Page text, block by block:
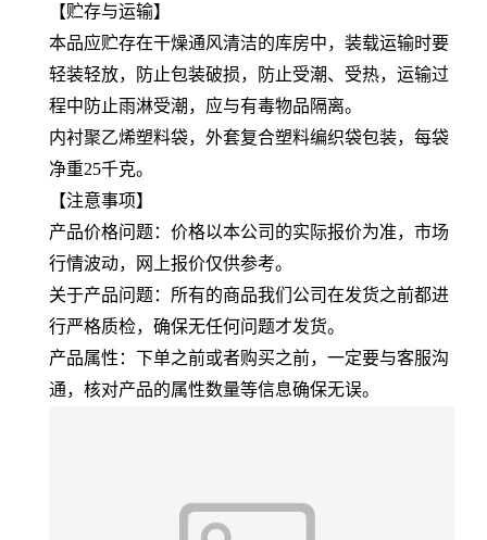
【贮存与运输】
本品应贮存在干燥通风清洁的库房中，装载运输时要
轻装轻放，防止包装破损，防止受潮、受热，运输过
程中防止雨淋受潮，应与有毒物品隔离。
内衬聚乙烯塑料袋，外套复合塑料编织袋包装，每袋
净重25千克。
【注意事项】
产品价格问题：价格以本公司的实际报价为准，市场
行情波动，网上报价仅供参考。
关于产品问题：所有的商品我们公司在发货之前都进
行严格质检，确保无任何问题才发货。
产品属性：下单之前或者购买之前，一定要与客服沟
通，核对产品的属性数量等信息确保无误。